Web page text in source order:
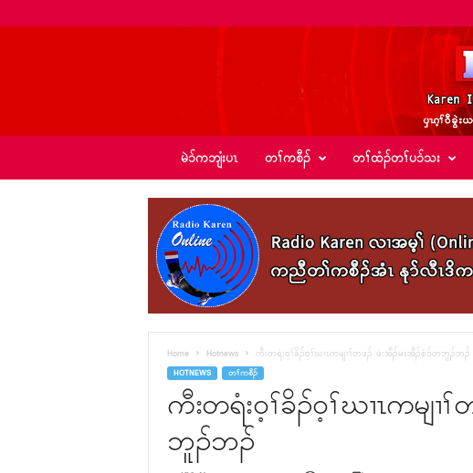
အဲ
မဲၥ်ကဘျံးပၤ တၢ်ကစီၣ် တၢ်ထံၣ်တၢ်ပၥ်သး
Home Hotnews ကီးတရံး၀့ၢ်ခိၣ်၀့ၢ်ဃၢၤကမျၢၢ်တဖၣ် ဖံးအီၣ်မၤအီၣ်စံ၁်တဘူၣ်ဘၣ်
HOTNEWS တၢ်ကစီၣ်
ကီးတရံး၀့ၢ်ခိၣ်၀့ၢ်ဃၢၤကမျ
ဘူၣ်ဘၣ်